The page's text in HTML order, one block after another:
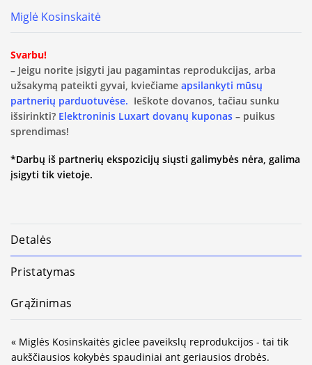
Miglė Kosinskaitė
Svarbu!
– Jeigu norite įsigyti jau pagamintas reprodukcijas, arba
užsakymą pateikti gyvai, kviečiame apsilankyti mūsų
partnerių parduotuvėse. Ieškote dovanos, tačiau sunku
išsirinkti? Elektroninis Luxart dovanų kuponas – puikus
sprendimas!
*Darbų iš partnerių ekspozicijų siųsti galimybės nėra, galima
įsigyti tik vietoje.
Detalės
Pristatymas
Grąžinimas
« Miglės Kosinskaitės giclee paveikslų reprodukcijos - tai tik
aukščiausios kokybės spaudiniai ant geriausios drobės.